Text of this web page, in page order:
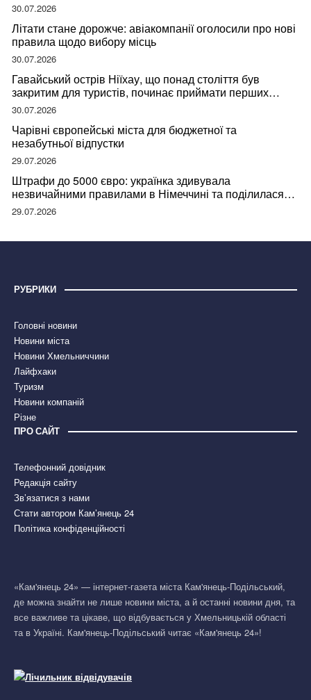
30.07.2026
Літати стане дорожче: авіакомпанії оголосили про нові
правила щодо вибору місць
30.07.2026
Гавайський острів Ніїхау, що понад століття був
закритим для туристів, починає приймати перших
відвідувачів
30.07.2026
Чарівні європейські міста для бюджетної та
незабутньої відпустки
29.07.2026
Штрафи до 5000 євро: українка здивувала
незвичайними правилами в Німеччині та поділилася
правдою
29.07.2026
РУБРИКИ
Головні новини
Новини міста
Новини Хмельниччини
Лайфхаки
Туризм
Новини компаній
Різне
ПРО САЙТ
Телефонний довідник
Редакція сайту
Зв’язатися з нами
Стати автором Кам’янець 24
Політика конфіденційності
«Кам'янець 24» — інтернет-газета міста Кам'янець-Подільський,
де можна знайти не лише новини міста, а й останні новини дня, та
все важливе та цікаве, що відбувається у Хмельницькій області
та в Україні. Кам'янець-Подільський читає «Кам'янець 24»!